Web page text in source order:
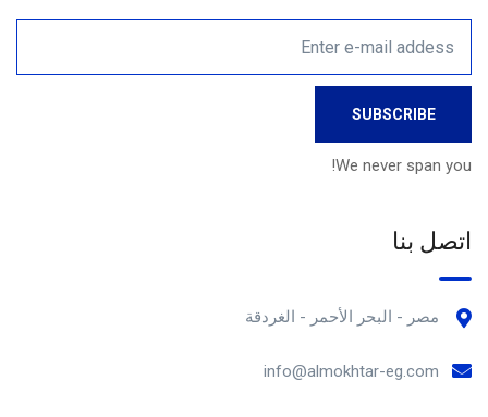
We never span you!
اتصل بنا
مصر - البحر الأحمر - الغردقة
info@almokhtar-eg.com